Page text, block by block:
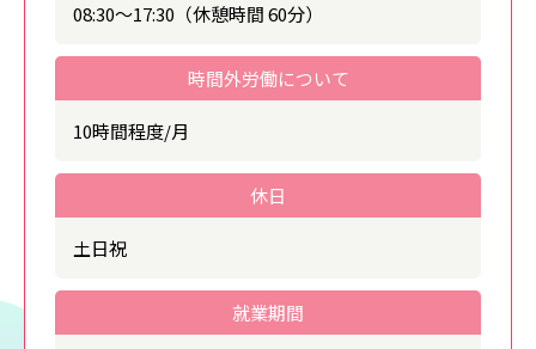
08:30～17:30（休憩時間 60分）
時間外労働について
10時間程度/月
休日
土日祝
就業期間